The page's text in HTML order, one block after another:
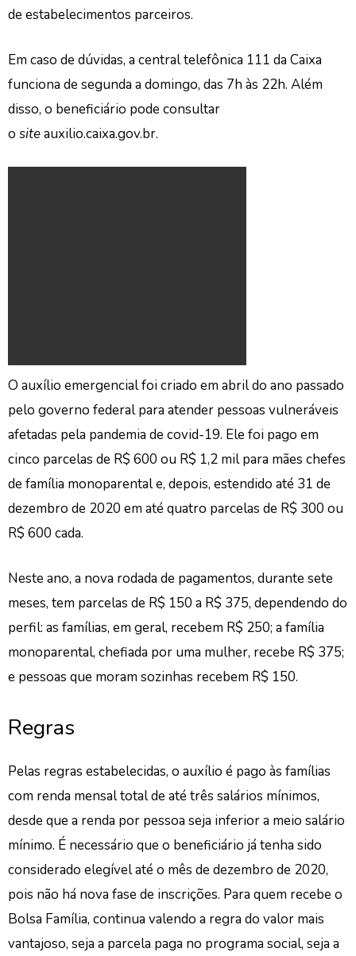
de estabelecimentos parceiros.
Em caso de dúvidas, a central telefônica 111 da Caixa
funciona de segunda a domingo, das 7h às 22h. Além
disso, o beneficiário pode consultar
o siteauxilio.caixa.gov.br.
O auxílio emergencial foi criado em abril do ano passado
pelo governo federal para atender pessoas vulneráveis
afetadas pela pandemia de covid-19. Ele foi pago em
cinco parcelas de R$ 600 ou R$ 1,2 mil para mães chefes
de família monoparental e, depois, estendido até 31 de
dezembro de 2020 em até quatro parcelas de R$ 300 ou
R$ 600 cada.
Neste ano, a nova rodada de pagamentos, durante sete
meses, tem parcelas de R$ 150 a R$ 375, dependendo do
perfil: as famílias, em geral, recebem R$ 250; a família
monoparental, chefiada por uma mulher, recebe R$ 375;
e pessoas que moram sozinhas recebem R$ 150.
Regras
Pelas regras estabelecidas, o auxílio é pago às famílias
com renda mensal total de até três salários mínimos,
desde que a renda por pessoa seja inferior a meio salário
mínimo. É necessário que o beneficiário já tenha sido
considerado elegível até o mês de dezembro de 2020,
pois não há nova fase de inscrições. Para quem recebe o
Bolsa Família, continua valendo a regra do valor mais
vantajoso, seja a parcela paga no programa social, seja a